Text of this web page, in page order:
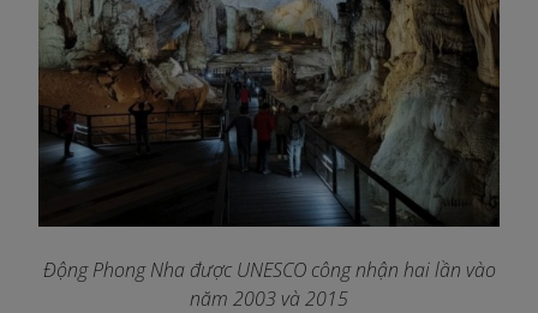
Động Phong Nha được UNESCO công nhận hai lần vào
năm 2003 và 2015